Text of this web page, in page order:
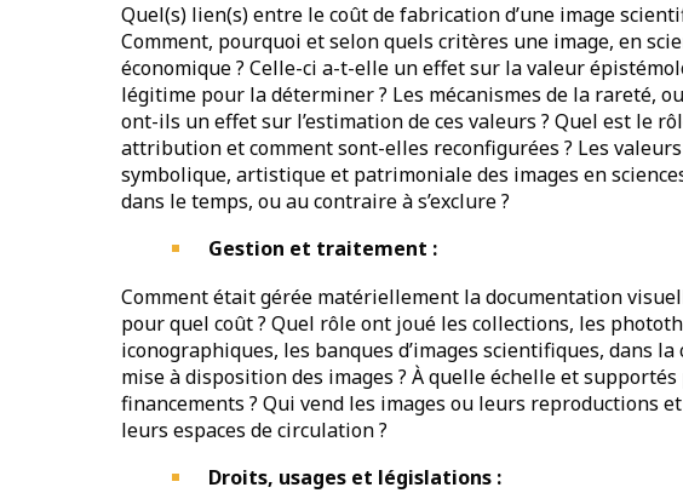
Quel(s) lien(s) entre le coût de fabrication d’une image
Comment, pourquoi et selon quels critères une image, en
économique ? Celle-ci a-t-elle un effet sur la valeur
légitime pour la déterminer ? Les mécanismes de la rareté,
ont-ils un effet sur l’estimation de ces valeurs ? Quel est le
attribution et comment sont-elles reconfigurées ? Les
symbolique, artistique et patrimoniale des images en
dans le temps, ou au contraire à s’exclure ?
Gestion et traitement :
Comment était gérée matériellement la documentation
pour quel coût ? Quel rôle ont joué les collections, les
iconographiques, les banques d’images scientifiques, dans
mise à disposition des images ? À quelle échelle et
financements ? Qui vend les images ou leurs reproductions
leurs espaces de circulation ?
Droits, usages et législations :